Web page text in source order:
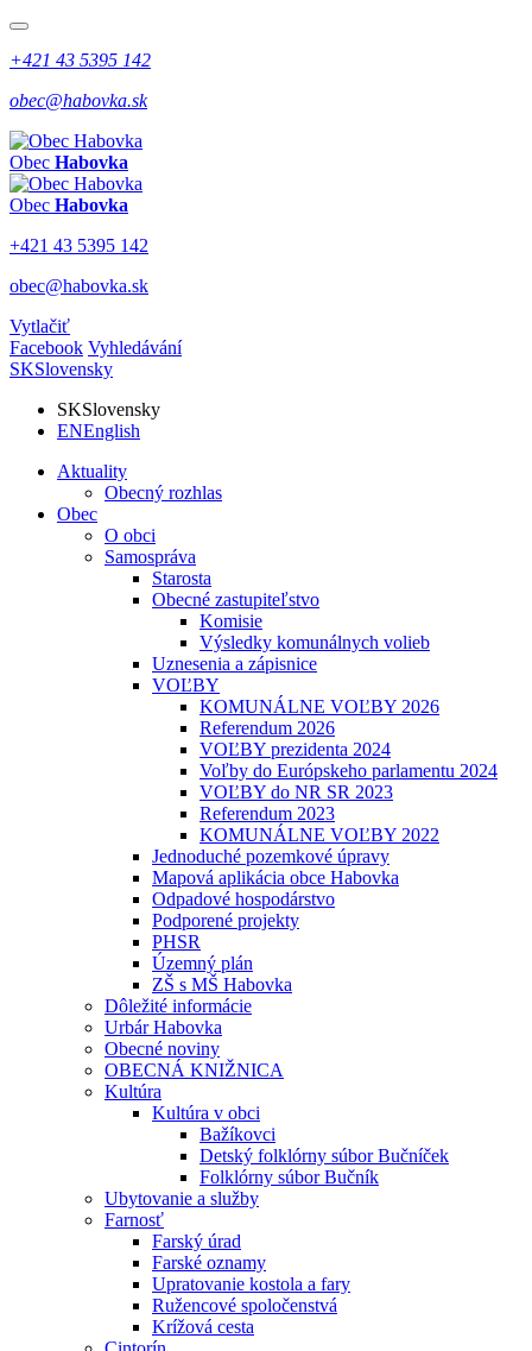
+421 43 5395 142
obec@habovka.sk
Obec Habovka
Obec Habovka
+421 43 5395 142
obec@habovka.sk
Vytlačiť
Facebook Vyhledávání
SKSlovensky
SKSlovensky
ENEnglish
Aktuality
Obecný rozhlas
Obec
O obci
Samospráva
Starosta
Obecné zastupiteľstvo
Komisie
Výsledky komunálnych volieb
Uznesenia a zápisnice
VOĽBY
KOMUNÁLNE VOĽBY 2026
Referendum 2026
VOĽBY prezidenta 2024
Voľby do Európskeho parlamentu 2024
VOĽBY do NR SR 2023
Referendum 2023
KOMUNÁLNE VOĽBY 2022
Jednoduché pozemkové úpravy
Mapová aplikácia obce Habovka
Odpadové hospodárstvo
Podporené projekty
PHSR
Územný plán
ZŠ s MŠ Habovka
Dôležité informácie
Urbár Habovka
Obecné noviny
OBECNÁ KNIŽNICA
Kultúra
Kultúra v obci
Bažíkovci
Detský folklórny súbor Bučníček
Folklórny súbor Bučník
Ubytovanie a služby
Farnosť
Farský úrad
Farské oznamy
Upratovanie kostola a fary
Ružencové spoločenstvá
Krížová cesta